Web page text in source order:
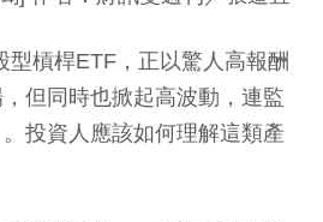
型槓桿ETF，正以驚人高報酬
但同時也掀起高波動，連監
投資人應該如何理解這類產